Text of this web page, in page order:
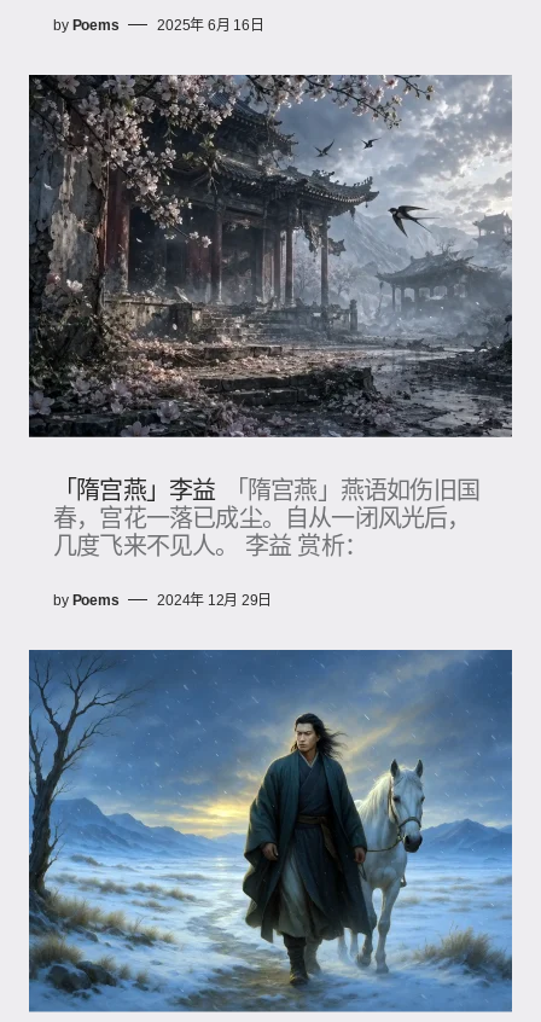
by Poems 2025年 6月 16日
「隋宫燕」李益
「隋宫燕」燕语如伤旧国
春，宫花一落已成尘。自从一闭风光后，
几度飞来不见人。 李益 赏析：
by Poems 2024年 12月 29日